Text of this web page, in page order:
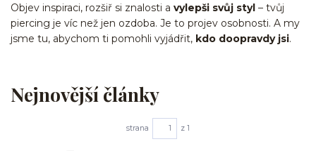
Objev inspiraci, rozšiř si znalosti a vylepši svůj styl – tvůj
piercing je víc než jen ozdoba. Je to projev osobnosti. A my
jsme tu, abychom ti pomohli vyjádřit, kdo doopravdy jsi.
Nejnovější články
strana z 1